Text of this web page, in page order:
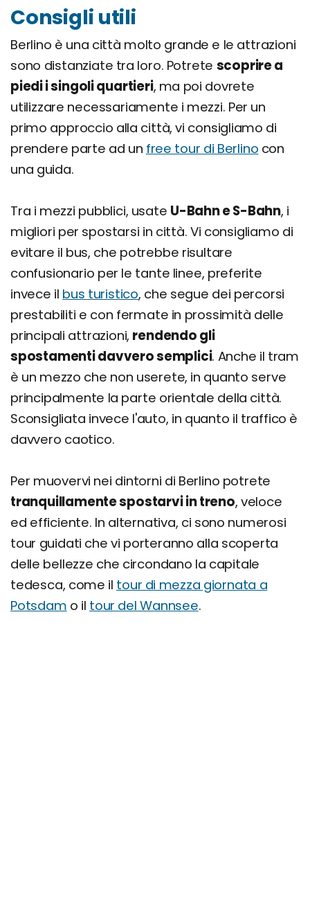
Consigli utili
Berlino è una città molto grande e le attrazioni
sono distanziate tra loro. Potrete scoprire a
piedi i singoli quartieri, ma poi dovrete
utilizzare necessariamente i mezzi. Per un
primo approccio alla città, vi consigliamo di
prendere parte ad un free tour di Berlino con
una guida.
Tra i mezzi pubblici, usate U-Bahn e S-Bahn, i
migliori per spostarsi in città. Vi consigliamo di
evitare il bus, che potrebbe risultare
confusionario per le tante linee, preferite
invece il bus turistico, che segue dei percorsi
prestabiliti e con fermate in prossimità delle
principali attrazioni, rendendo gli
spostamenti davvero semplici. Anche il tram
è un mezzo che non userete, in quanto serve
principalmente la parte orientale della città.
Sconsigliata invece l'auto, in quanto il traffico è
davvero caotico.
Per muovervi nei dintorni di Berlino potrete
tranquillamente spostarvi in treno, veloce
ed efficiente. In alternativa, ci sono numerosi
tour guidati che vi porteranno alla scoperta
delle bellezze che circondano la capitale
tedesca, come il tour di mezza giornata a
Potsdam o il tour del Wannsee.